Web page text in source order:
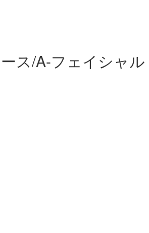
ス/A-フェイシャル